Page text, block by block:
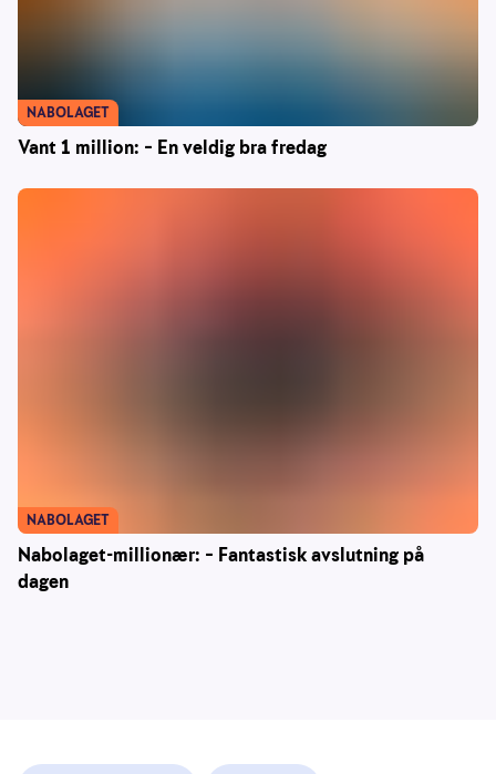
Vant 1 million: – En veldig bra fredag
NABOLAGET
Nabolaget-millionær: – Fantastisk avslutning på
dagen
NABOLAGET